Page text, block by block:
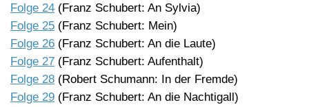
Folge 24 (Franz Schubert: An Sylvia)
Folge 25 (Franz Schubert: Mein)
Folge 26 (Franz Schubert: An die Laute)
Folge 27 (Franz Schubert: Aufenthalt)
Folge 28 (Robert Schumann: In der Fremde)
Folge 29 (Franz Schubert: An die Nachtigall)